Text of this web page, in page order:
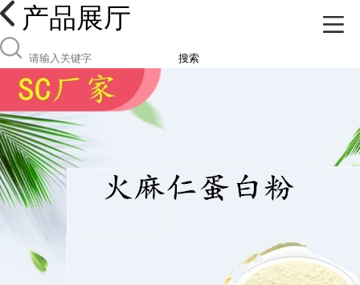
产品展厅
搜索